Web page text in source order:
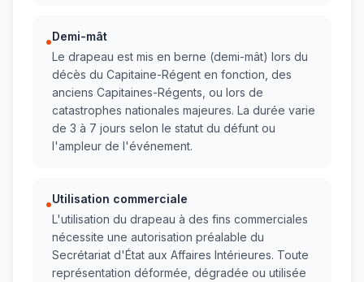
•Demi-mât
Le drapeau est mis en berne (demi-mât) lors du
décès du Capitaine-Régent en fonction, des
anciens Capitaines-Régents, ou lors de
catastrophes nationales majeures. La durée varie
de 3 à 7 jours selon le statut du défunt ou
l'ampleur de l'événement.
•Utilisation commerciale
L'utilisation du drapeau à des fins commerciales
nécessite une autorisation préalable du
Secrétariat d'État aux Affaires Intérieures. Toute
représentation déformée, dégradée ou utilisée